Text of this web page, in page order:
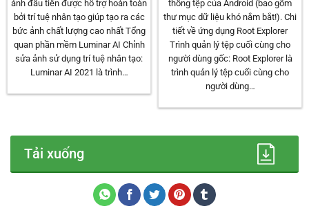
ảnh đầu tiên được hỗ trợ hoàn toàn
bởi trí tuệ nhân tạo giúp tạo ra các
bức ảnh chất lượng cao nhất Tổng
quan phần mềm Luminar AI Chỉnh
sửa ảnh sử dụng trí tuệ nhân tạo:
Luminar AI 2021 là trình…
thống tệp của Android (bao gồm
thư mục dữ liệu khó nắm bắt!). Chi
tiết về ứng dụng Root Explorer
Trình quản lý tệp cuối cùng cho
người dùng gốc: Root Explorer là
trình quản lý tệp cuối cùng cho
người dùng…
Tải xuống